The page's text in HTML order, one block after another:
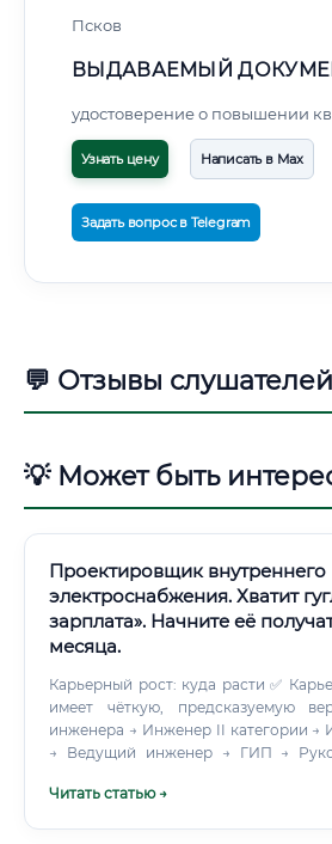
Псков
ВЫДАВАЕМЫЙ
удостоверение о повышении
Узнать цену Написать в Max
Задать вопрос в Telegram
💬 Отзывы слушателей
💡 Может быть
Проектировщик внутреннего
электроснабжения. Хватит
зарплата». Начните её
месяца.
Карьерный рост: куда расти ✅
имеет чёткую, предсказуемую
инженера → Инженер II категории →
→ Ведущий инженер → ГИП →
Также возможен горизонтальный рост: Переход в
Читать статью →